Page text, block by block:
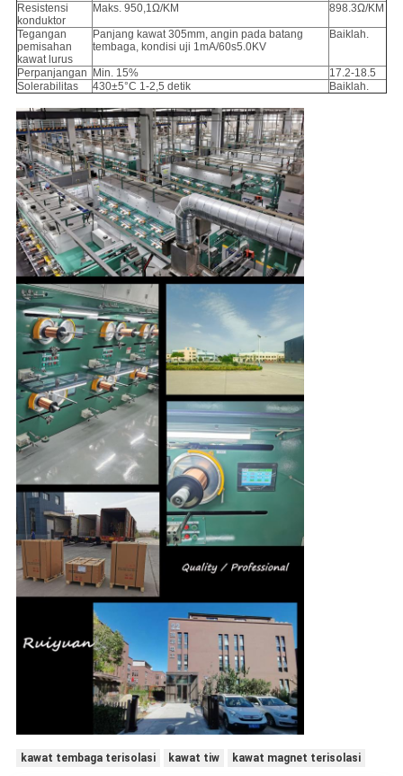
Resistensi
konduktor
Maks. 950,1Ω/KM 898.3Ω/KM
Tegangan
pemisahan
kawat lurus
Panjang kawat 305mm, angin pada batang
tembaga, kondisi uji 1mA/60s5.0KV
Baiklah.
Perpanjangan Min. 15%
17.2-18.5
Solerabilitas
430±5°C 1-2,5 detik Baiklah.
kawat tembaga terisolasi kawat tiw kawat magnet terisolasi